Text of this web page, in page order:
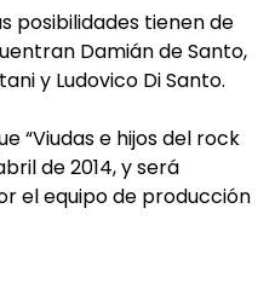
posibilidades tienen de
Damián de San­to,
y Ludovico Di Santo.
“Viudas e hijos del rock
de 2014, y será
el equipo de producción